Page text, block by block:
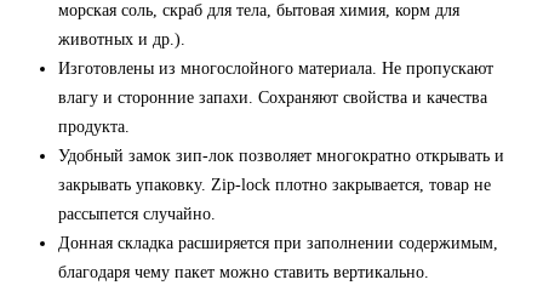
морская соль, скраб для тела, бытовая химия, корм для
животных и др.).
Изготовлены из многослойного материала. Не пропускают
влагу и сторонние запахи. Сохраняют свойства и качества
продукта.
Удобный замок зип-лок позволяет многократно открывать и
закрывать упаковку. Zip-lock плотно закрывается, товар не
рассыпется случайно.
Донная складка расширяется при заполнении содержимым,
благодаря чему пакет можно ставить вертикально.